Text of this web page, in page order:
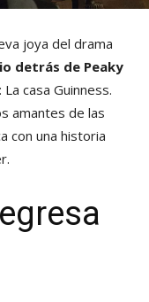
joya del drama
detrás de Peaky
casa Guinness.
amantes de las
con una historia